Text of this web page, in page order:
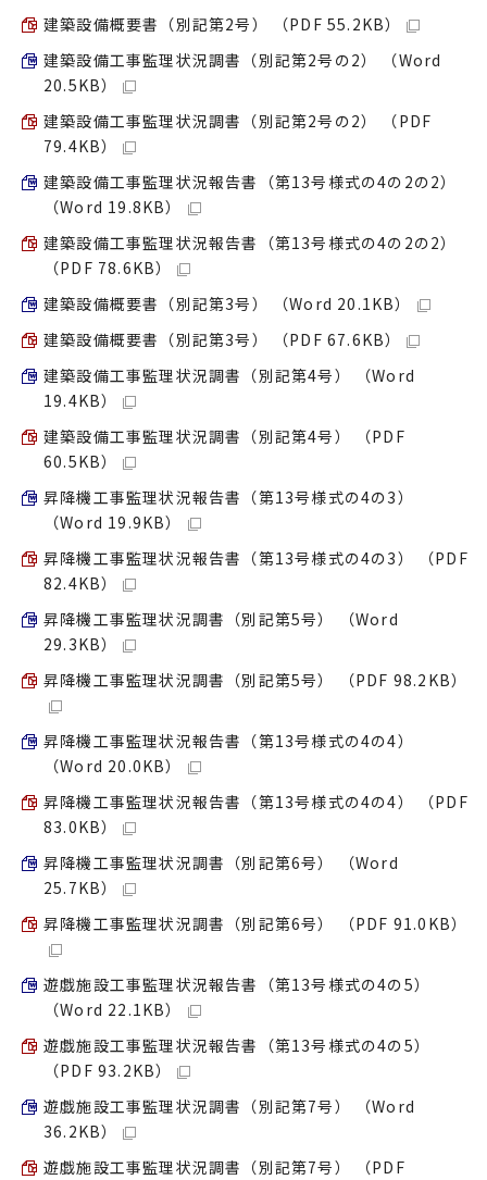
建築設備概要書（別記第2号） （PDF 55.2KB）
建築設備工事監理状況調書（別記第2号の2） （Word
20.5KB）
建築設備工事監理状況調書（別記第2号の2） （PDF
79.4KB）
建築設備工事監理状況報告書（第13号様式の4の2の2）
（Word 19.8KB）
建築設備工事監理状況報告書（第13号様式の4の2の2）
（PDF 78.6KB）
建築設備概要書（別記第3号） （Word 20.1KB）
建築設備概要書（別記第3号） （PDF 67.6KB）
建築設備工事監理状況調書（別記第4号） （Word
19.4KB）
建築設備工事監理状況調書（別記第4号） （PDF
60.5KB）
昇降機工事監理状況報告書（第13号様式の4の3）
（Word 19.9KB）
昇降機工事監理状況報告書（第13号様式の4の3） （PDF
82.4KB）
昇降機工事監理状況調書（別記第5号） （Word
29.3KB）
昇降機工事監理状況調書（別記第5号） （PDF 98.2KB）
昇降機工事監理状況報告書（第13号様式の4の4）
（Word 20.0KB）
昇降機工事監理状況報告書（第13号様式の4の4） （PDF
83.0KB）
昇降機工事監理状況調書（別記第6号） （Word
25.7KB）
昇降機工事監理状況調書（別記第6号） （PDF 91.0KB）
遊戯施設工事監理状況報告書（第13号様式の4の5）
（Word 22.1KB）
遊戯施設工事監理状況報告書（第13号様式の4の5）
（PDF 93.2KB）
遊戯施設工事監理状況調書（別記第7号） （Word
36.2KB）
遊戯施設工事監理状況調書（別記第7号） （PDF